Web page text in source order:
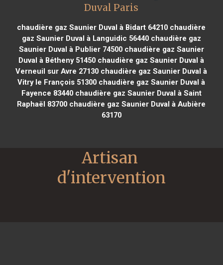
Duval Paris
chaudière gaz Saunier Duval à Bidart 64210 chaudière
gaz Saunier Duval à Languidic 56440chaudière gaz
Saunier Duval à Publier 74500chaudière gaz Saunier
Duval à Bétheny 51450 chaudière gaz Saunier Duval à
Verneuil sur Avre 27130 chaudière gaz Saunier Duval à
Vitry le François 51300 chaudière gaz Saunier Duval à
Fayence 83440chaudière gaz Saunier Duval à Saint
Raphaël 83700 chaudière gaz Saunier Duval à Aubière
63170
Artisan
d'intervention